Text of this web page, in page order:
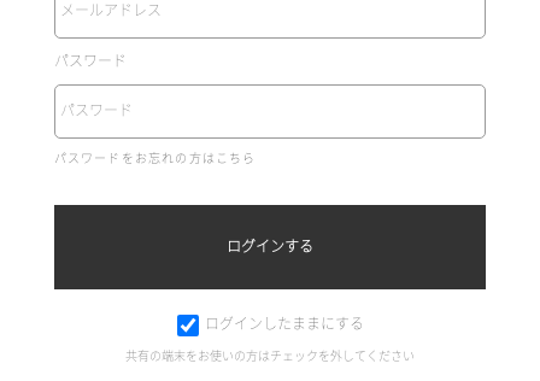
パスワード
パスワードをお忘れの方はこちら
ログインしたままにする
共有の端末をお使いの方はチェックを外してください